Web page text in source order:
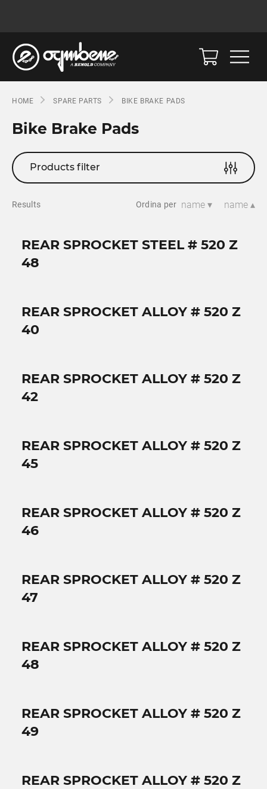
HOME SPARE PARTS BIKE BRAKE PADS
Bike Brake Pads
Products filter
Results Ordina per name ▾ name ▴
REAR SPROCKET STEEL # 520 Z
48
REAR SPROCKET ALLOY # 520 Z
40
REAR SPROCKET ALLOY # 520 Z
42
REAR SPROCKET ALLOY # 520 Z
45
REAR SPROCKET ALLOY # 520 Z
46
REAR SPROCKET ALLOY # 520 Z
47
REAR SPROCKET ALLOY # 520 Z
48
REAR SPROCKET ALLOY # 520 Z
49
REAR SPROCKET ALLOY # 520 Z